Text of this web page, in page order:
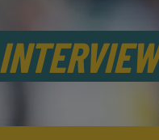
INTERVIEW